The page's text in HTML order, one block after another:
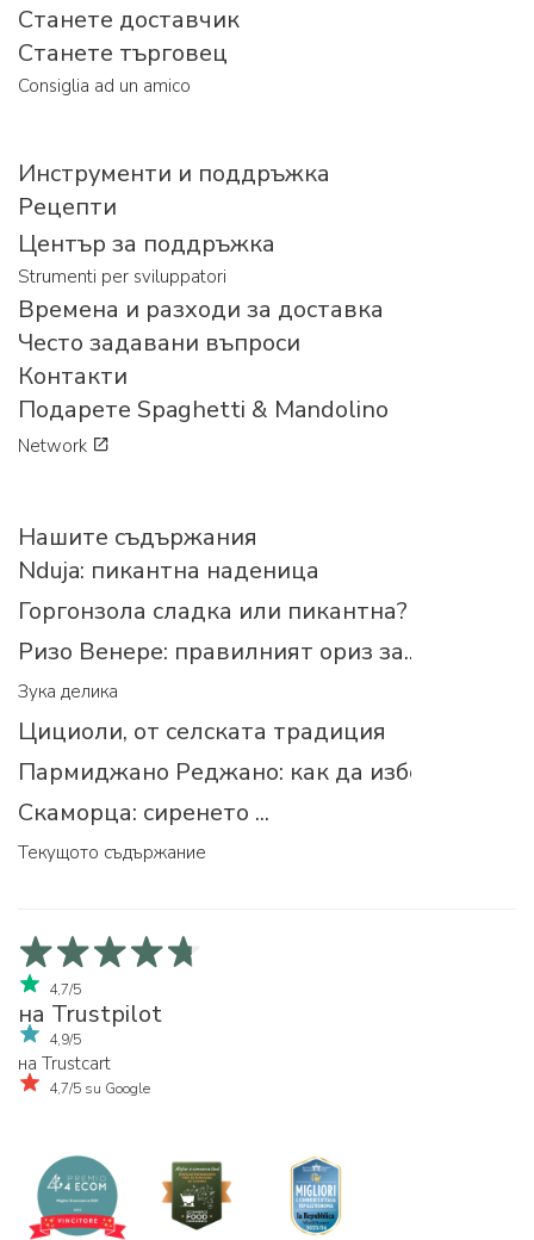
Станете доставчик
Станете търговец
Consiglia ad un amico
Инструменти и поддръжка
Рецепти
Център за поддръжка
Strumenti per sviluppatori
Времена и разходи за доставка
Често задавани въпроси
Контакти
Подарете Spaghetti & Mandolino
Network
Нашите съдържания
Nduja: пикантна наденица
Горгонзола сладка или пикантна?
Ризо Венере: правилният ориз за...
Зука делика
Цициоли, от селската традиция
Пармиджано Реджано: как да изберем
Скаморца: сиренето ...
Текущото съдържание
4,7/5
на Trustpilot
4,9/5
на Trustcart
4,7/5 su Google